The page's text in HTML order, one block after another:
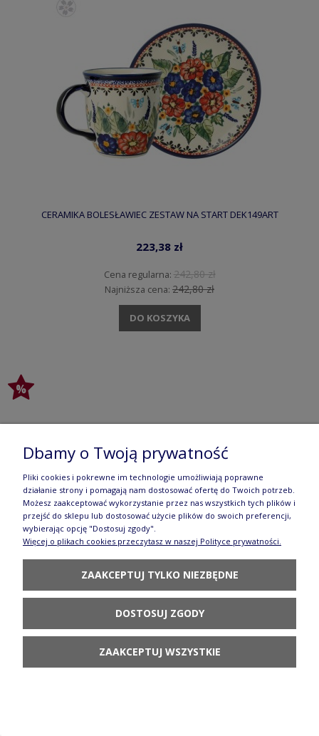
CERAMIKA BOLESŁAWIEC ZESTAW NA START DEK149ART
223,38 zł
Cena regularna: 242,80 zł
Najniższa cena: 242,80 zł
DO KOSZYKA
CERAMIKA BOLESŁAWIEC ZESTAW NA START DEK166A
133,22 zł
Dbamy o Twoją prywatność
Pliki cookies i pokrewne im technologie umożliwiają poprawne
działanie strony i pomagają nam dostosować ofertę do Twoich potrzeb.
Możesz zaakceptować wykorzystanie przez nas wszystkich tych plików i
przejść do sklepu lub dostosować użycie plików do swoich preferencji,
wybierając opcję "Dostosuj zgody".
Więcej o plikach cookies przeczytasz w naszej Polityce prywatności.
ZAAKCEPTUJ TYLKO NIEZBĘDNE
DOSTOSUJ ZGODY
ZAAKCEPTUJ WSZYSTKIE